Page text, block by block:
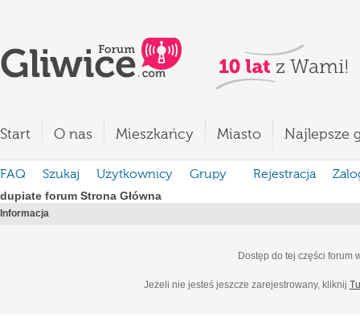
Start O nas Mieszkańcy Miasto Najlepsze
FAQ Szukaj Użytkownicy Grupy Rejestracja
dupiate forum Strona Główna
Informacja
Dostęp do tej części forum
Jeżeli nie jesteś jeszcze zarejestrowany, kliknij